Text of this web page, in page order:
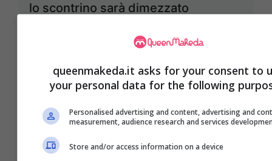
lo scontrino sarà dimezzato
queenmakeda.it asks for your consent to
your personal data for the following
Personalised advertising and content, advertising and
measurement, audience research and services
Store and/or access information on a device